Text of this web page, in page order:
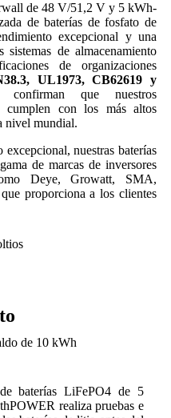
de 48 V/51,2 V y 5 kWh-
de baterías de fosfato de
excepcional y una
sistemas de almacenamiento
de organizaciones
UL1973, CB62619 y
confirman que nuestros
con los más altos
nivel mundial.
nuestras baterías
de marcas de inversores
Deye, Growatt, SMA,
proporciona a los clientes
baterías LiFePO4 de 5
realiza pruebas e